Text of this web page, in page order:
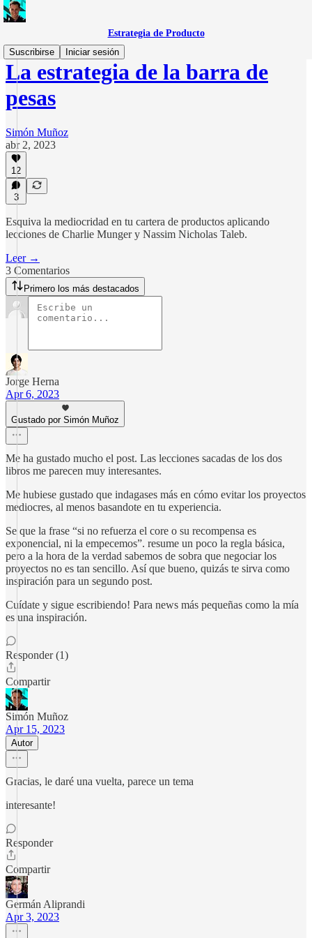
Estrategia de Producto
Suscribirse
Iniciar sesión
La estrategia de la barra de
pesas
Simón Muñoz
abr 2, 2023
12
3
Esquiva la mediocridad en tu cartera de productos aplicando
lecciones de Charlie Munger y Nassim Nicholas Taleb.
Leer →
3 Comentarios
Primero los más destacados
Jorge Herna
Apr 6, 2023
Gustado por Simón Muñoz
Me ha gustado mucho el post. Las lecciones sacadas de los dos
libros me parecen muy interesantes.
Me hubiese gustado que indagases más en cómo evitar los proyectos
mediocres, al menos basandote en tu experiencia.
Se que la frase “si no refuerza el core o su recompensa es
exponencial, ni la empecemos”. resume un poco la regla básica,
pero a la hora de la verdad sabemos de sobra que negociar los
proyectos no es tan sencillo. Así que bueno, quizás te sirva como
inspiración para un segundo post.
Cuídate y sigue escribiendo! Para news más pequeñas como la mía
es una inspiración.
Responder (1)
Compartir
Simón Muñoz
Apr 15, 2023
Autor
Gracias, le daré una vuelta, parece un tema
interesante!
Responder
Compartir
Germán Aliprandi
Apr 3, 2023